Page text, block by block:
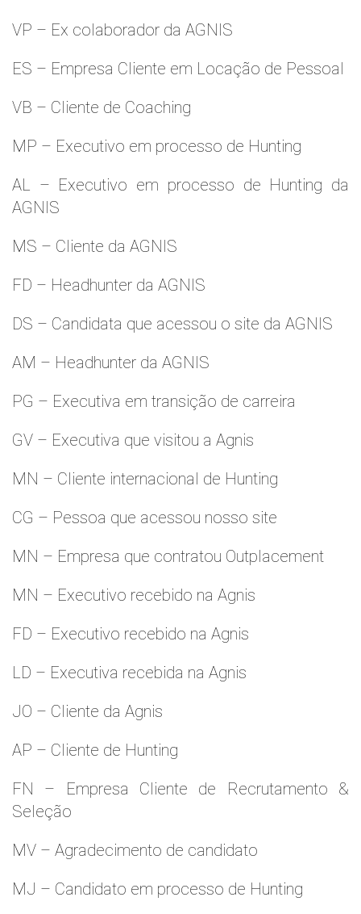
VP – Ex colaborador da AGNIS
ES – Empresa Cliente em Locação de Pessoal
VB – Cliente de Coaching
MP – Executivo em processo de Hunting
AL – Executivo em processo de Hunting da
AGNIS
MS – Cliente da AGNIS
FD – Headhunter da AGNIS
DS – Candidata que acessou o site da AGNIS
AM – Headhunter da AGNIS
PG – Executiva em transição de carreira
GV – Executiva que visitou a Agnis
MN – Cliente internacional de Hunting
CG – Pessoa que acessou nosso site
MN – Empresa que contratou Outplacement
MN – Executivo recebido na Agnis
FD – Executivo recebido na Agnis
LD – Executiva recebida na Agnis
JO – Cliente da Agnis
AP – Cliente de Hunting
FN – Empresa Cliente de Recrutamento &
Seleção
MV – Agradecimento de candidato
MJ – Candidato em processo de Hunting